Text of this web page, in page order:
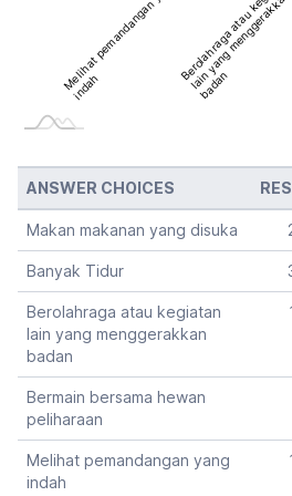
Berolahraga atau kegiatan
lain yang menggerakkan
badan
Berolahraga atau kegiatan
lain yang menggerakkan
badan
Melihat pemandangan yang
indah
ANSWER CHOICES
Makan makanan yang disuka
Banyak Tidur
Berolahraga atau kegiatan
lain yang menggerakkan
badan
Bermain bersama hewan
peliharaan
Melihat pemandangan yang
indah